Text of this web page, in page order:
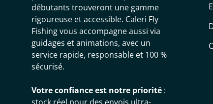
débutants trouveront une gamme
rigoureuse et accessible. Caleri Fly
Fishing vous accompagne aussi via
guidages et animations, avec un
service rapide, responsable et 100 %
sécurisé.
Votre confiance est notre priorité :